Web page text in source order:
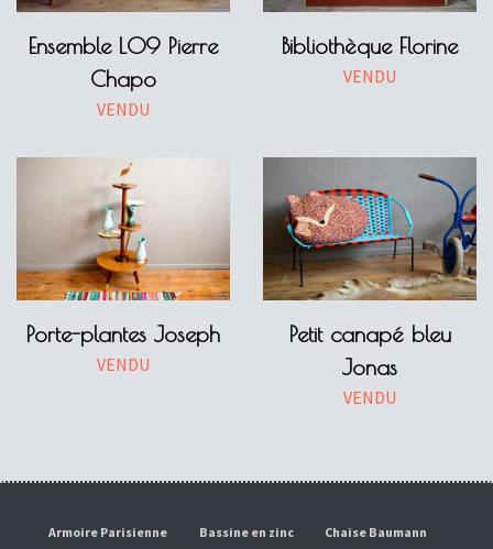
Ensemble L09 Pierre
Chapo
VENDU
Bibliothèque Florine
VENDU
Porte-plantes Joseph
VENDU
Petit canapé bleu
Jonas
VENDU
Armoire Parisienne Bassine en zinc
Chaise Baumann